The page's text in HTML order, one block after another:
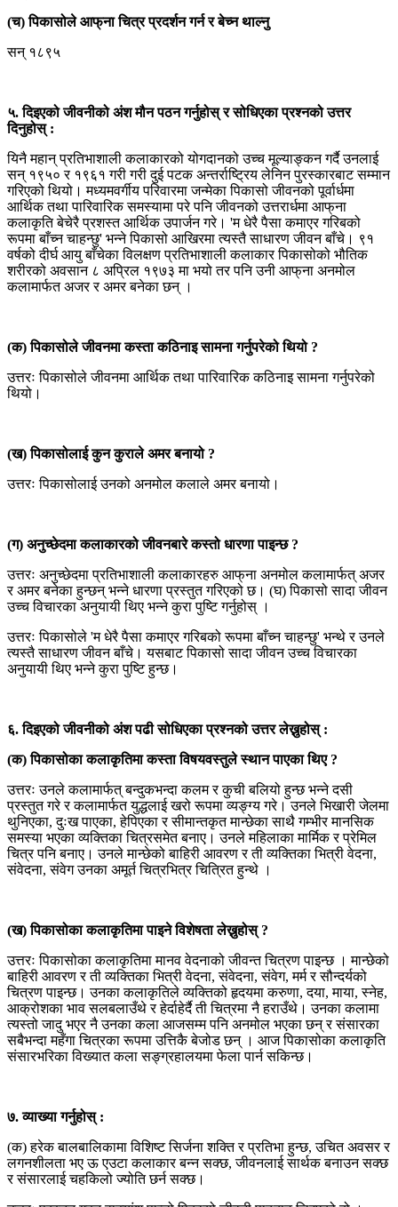
(च) पिकासोले आफ्‌ना चित्र प्रदर्शन गर्न र बेच्न थाल्नु
सन् १८९५
५. दिइएको जीवनीको अंश मौन पठन गर्नुहोस् र सोधिएका प्रश्नको उत्तर
दिनुहोस् :
यिनै महान् प्रतिभाशाली कलाकारको योगदानको उच्च मूल्या‌ङ्कन गर्दै उनलाई
सन् १९५० र १९६१ गरी गरी दुई पटक अन्तर्राष्ट्रिय लेनिन पुरस्कारबाट सम्मान
गरिएको थियो। मध्यमवर्गीय परिवारमा जन्मेका पिकासो जीवनको पूर्वार्धमा
आर्थिक तथा पारिवारिक समस्यामा परे पनि जीवनको उत्तरार्धमा आफ्‌ना
कलाकृति बेचेरै प्रशस्त आर्थिक उपार्जन गरे। 'म धेरै पैसा कमाएर गरिबको
रूपमा बाँच्न चाहन्छु' भन्ने पिकासो आखिरमा त्यस्तै साधारण जीवन बाँचे। ९१
वर्षको दीर्घ आयु बाँचेका विलक्षण प्रतिभाशाली कलाकार पिकासोको भौतिक
शरीरको अवसान ८ अप्रिल १९७३ मा भयो तर पनि उनी आफ्‌ना अनमोल
कलामार्फत अजर र अमर बनेका छन् ।
(क) पिकासोले जीवनमा कस्ता कठिनाइ सामना गर्नुपरेको थियो ?
उत्तरः पिकासोले जीवनमा आर्थिक तथा पारिवारिक कठिनाइ सामना गर्नुपरेको
थियो।
(ख) पिकासोलाई कुन कुराले अमर बनायो ?
उत्तरः पिकासोलाई उनको अनमोल कलाले अमर बनायो।
(ग) अनुच्छेदमा कलाकारको जीवनबारे कस्तो धारणा पाइन्छ ?
उत्तरः अनुच्छेदमा प्रतिभाशाली कलाकारहरु आफ्‌ना अनमोल कलामार्फत् अजर
र अमर बनेका हुन्छन् भन्ने धारणा प्रस्तुत गरिएको छ। (घ) पिकासो सादा जीवन
उच्च विचारका अनुयायी थिए भन्ने कुरा पुष्टि गर्नुहोस् ।
उत्तरः पिकासोले 'म धेरै पैसा कमाएर गरिबको रूपमा बाँच्न चाहन्छु' भन्थे र उनले
त्यस्तै साधारण जीवन बाँचे। यसबाट पिकासो सादा जीवन उच्च विचारका
अनुयायी थिए भन्ने कुरा पुष्टि हुन्छ।
६. दिइएको जीवनीको अंश पढी सोधिएका प्रश्नको उत्तर लेख्नुहोस् :
(क) पिकासोका कलाकृतिमा कस्ता विषयवस्तुले स्थान पाएका थिए ?
उत्तरः उनले कलामार्फत् बन्दुकभन्दा कलम र कुची बलियो हुन्छ भन्ने दसी
प्रस्तुत गरे र कलामार्फत युद्धलाई खरो रूपमा व्यङ्ग्य गरे। उनले भिखारी जेलमा
थुनिएका, दुःख पाएका, हेपिएका र सीमान्तकृत मान्छेका साथै गम्भीर मानसिक
समस्या भएका व्यक्तिका चित्रसमेत बनाए। उनले महिलाका मार्मिक र प्रेमिल
चित्र पनि बनाए। उनले मान्छेको बाहिरी आवरण र ती व्यक्तिका भित्री वेदना,
संवेदना, संवेग उनका अमूर्त चित्रभित्र चित्रित हुन्थे ।
(ख) पिकासोका कलाकृतिमा पाइने विशेषता लेख्नुहोस् ?
उत्तरः पिकासोका कलाकृतिमा मानव वेदनाको जीवन्त चित्रण पाइन्छ । मान्छेको
बाहिरी आवरण र ती व्यक्तिका भित्री वेदना, संवेदना, संवेग, मर्म र सौन्दर्यको
चित्रण पाइन्छ। उनका कलाकृतिले व्यक्तिको हृदयमा करुणा, दया, माया, स्नेह,
आक्रोशका भाव सलबलाउँथे र हेर्दाहेर्दै ती चित्रमा नै हराउँथे। उनका कलामा
त्यस्तो जादु भएर नै उनका कला आजसम्म पनि अनमोल भएका छन् र संसारका
सबैभन्दा महँगा चित्रका रूपमा उत्तिकै बेजोड छन् । आज पिकासोका कलाकृति
संसारभरिका विख्यात कला सङ्ग्रहालयमा फेला पार्न सकिन्छ।
७. व्याख्या गर्नुहोस् :
(क) हरेक बालबालिकामा विशिष्ट सिर्जना शक्ति र प्रतिभा हुन्छ, उचित अवसर र
लगनशीलता भए ऊ एउटा कलाकार बन्न सक्छ, जीवनलाई सार्थक बनाउन सक्छ
र संसारलाई चहकिलो ज्योति छर्न सक्छ।